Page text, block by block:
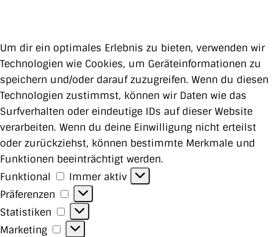
Um dir ein optimales Erlebnis zu bieten, verwenden wir
Technologien wie Cookies, um Geräteinformationen zu
speichern und/oder darauf zuzugreifen. Wenn du diesen
Technologien zustimmst, können wir Daten wie das
Surfverhalten oder eindeutige IDs auf dieser Website
verarbeiten. Wenn du deine Einwilligung nicht erteilst
oder zurückziehst, können bestimmte Merkmale und
Funktionen beeinträchtigt werden.
Funktional
Funktional
Immer aktiv
Präferenzen
Präferenzen
Statistiken
Statistiken
Marketing
Marketing